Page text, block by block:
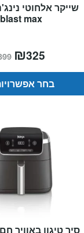
blast max
המחיר
המקורי
היה:
₪399.
₪325
הוא:
בחר